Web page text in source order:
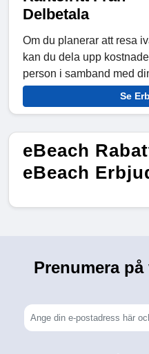
Delbetala
Om du planerar att resa
kan du dela upp
person i samband med
Se
eBeach
eBeach
Prenumera på